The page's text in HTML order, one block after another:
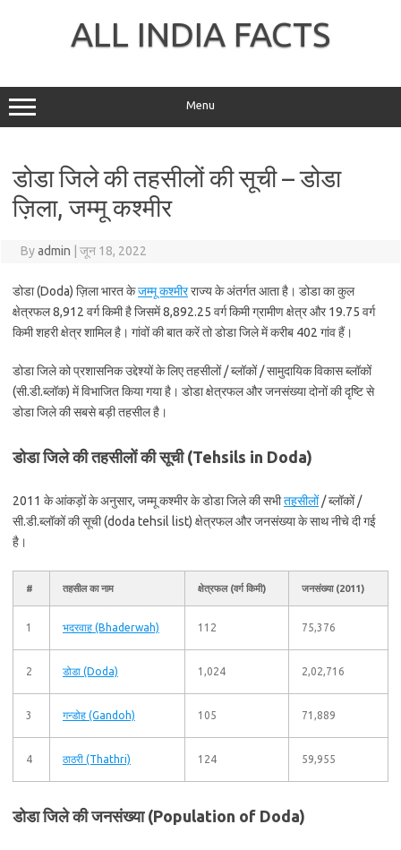
ALL INDIA FACTS
Menu
डोडा जिले की तहसीलों की सूची – डोडा
ज़िला, जम्मू कश्मीर
Byadmin जून 18, 2022
डोडा (Doda) ज़िला भारत केजम्मू कश्मीरराज्य के अंतर्गत आता है। डोडा का कुल
क्षेत्रफल 8,912 वर्ग किमी है जिसमें 8,892.25 वर्ग किमी ग्रामीण क्षेत्र और 19.75 वर्ग
किमी शहरी क्षेत्र शामिल है। गांवों की बात करें तो डोडा जिले में करीब 402 गांव हैं।
डोडा जिले को प्रशासनिक उद्देश्यों के लिए तहसीलों / ब्लॉकों / सामुदायिक विकास ब्लॉकों
(सी.डी.ब्लॉक) में विभाजित किया गया है। डोडा क्षेत्रफल और जनसंख्या दोनों की दृष्टि से
डोडा जिले की सबसे बड़ी तहसील है।
डोडा जिले की तहसीलों की सूची (Tehsils in Doda)
2011 के आंकड़ों के अनुसार, जम्मू कश्मीर के डोडा जिले की सभीतहसीलों/ ब्लॉकों /
सी.डी.ब्लॉकों की सूची (doda tehsil list) क्षेत्रफल और जनसंख्या के साथ नीचे दी गई
है।
# तहसील का नाम क्षेत्रफल (वर्ग किमी) जनसंख्या (2011)
1 भदरवाह (Bhaderwah) 112 75,376
2 डोडा (Doda) 1,024 2,02,716
3 गन्डोह (Gandoh) 105 71,889
4 ठाठरी (Thathri) 124 59,955
डोडा जिले की जनसंख्या (Population of Doda)